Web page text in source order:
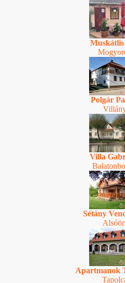
Muskátlis
Polgár
Villa
Sétány
Apartmanok